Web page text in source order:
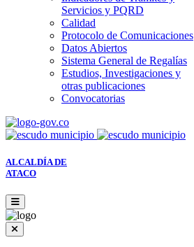
Servicios y PQRD
Calidad
Protocolo de Comunicaciones
Datos Abiertos
Sistema General de Regalías
Estudios, Investigaciones y
otras publicaciones
Convocatorias
ALCALDÍA DE
ATACO